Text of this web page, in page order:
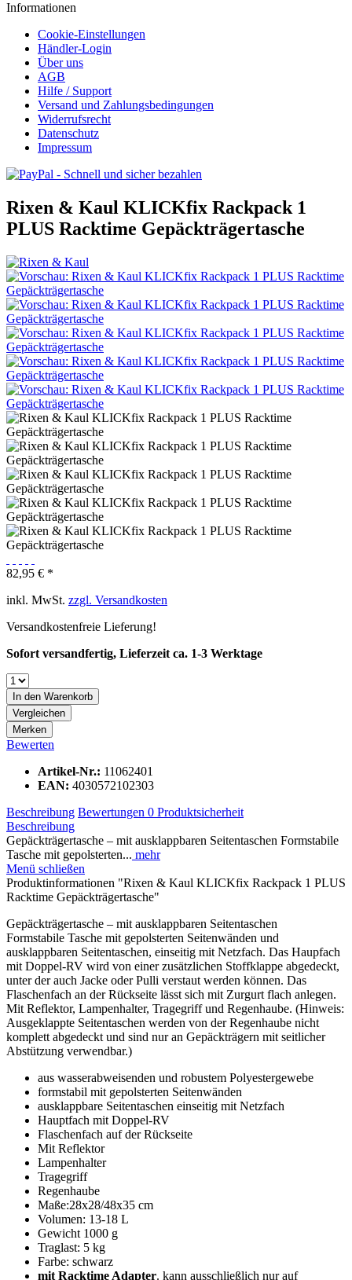
Informationen
Cookie-Einstellungen
Händler-Login
Über uns
AGB
Hilfe / Support
Versand und Zahlungsbedingungen
Widerrufsrecht
Datenschutz
Impressum
Rixen & Kaul KLICKfix Rackpack 1
PLUS Racktime Gepäckträgertasche
82,95 € *
inkl. MwSt. zzgl. Versandkosten
Versandkostenfreie Lieferung!
Sofort versandfertig, Lieferzeit ca. 1-3 Werktage
In den Warenkorb
Vergleichen
Merken
Bewerten
Artikel-Nr.: 11062401
EAN: 4030572102303
Beschreibung Bewertungen 0 Produktsicherheit
Beschreibung
Gepäckträgertasche – mit ausklappbaren Seitentaschen Formstabile
Tasche mit gepolsterten... mehr
Menü schließen
Produktinformationen "Rixen & Kaul KLICKfix Rackpack 1 PLUS
Racktime Gepäckträgertasche"
Gepäckträgertasche – mit ausklappbaren Seitentaschen
Formstabile Tasche mit gepolsterten Seitenwänden und
ausklappbaren Seitentaschen, einseitig mit Netzfach. Das Haupfach
mit Doppel-RV wird von einer zusätzlichen Stoffklappe abgedeckt,
unter der auch Jacke oder Pulli verstaut werden können. Das
Flaschenfach an der Rückseite lässt sich mit Zurgurt flach anlegen.
Mit Reflektor, Lampenhalter, Tragegriff und Regenhaube. (Hinweis:
Ausgeklappte Seitentaschen werden von der Regenhaube nicht
komplett abgedeckt und sind nur an Gepäckträgern mit seitlicher
Abstützung verwendbar.)
aus wasserabweisenden und robustem Polyestergewebe
formstabil mit gepolsterten Seitenwänden
ausklappbare Seitentaschen einseitig mit Netzfach
Hauptfach mit Doppel-RV
Flaschenfach auf der Rückseite
Mit Reflektor
Lampenhalter
Tragegriff
Regenhaube
Maße:28x28/48x35 cm
Volumen: 13-18 L
Gewicht 1000 g
Traglast: 5 kg
Farbe: schwarz
mit Racktime Adapter. kann ausschließlich nur auf